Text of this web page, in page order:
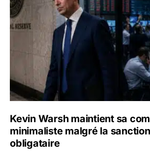
Kevin Warsh maintient sa
minimaliste malgré la
obligataire